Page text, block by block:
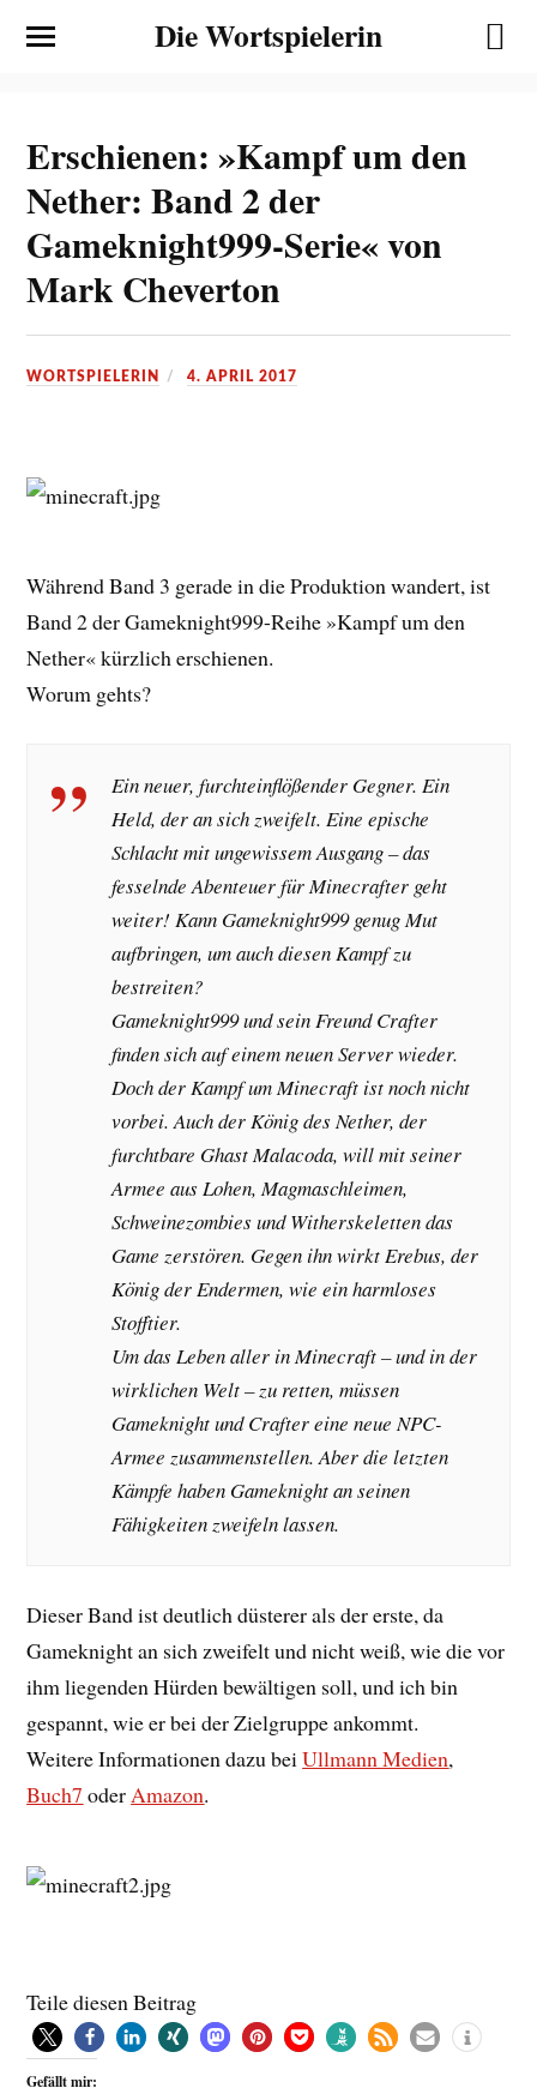
Die Wortspielerin
Erschienen: »Kampf um den
Nether: Band 2 der
Gameknight999-Serie« von
Mark Cheverton
WORTSPIELERIN 4. APRIL 2017
Während Band 3 gerade in die Produktion wandert, ist
Band 2 der Gameknight999-Reihe »Kampf um den
Nether« kürzlich erschienen.
Worum gehts?
Ein neuer, furchteinflößender Gegner. Ein
Held, der an sich zweifelt. Eine epische
Schlacht mit ungewissem Ausgang – das
fesselnde Abenteuer für Minecrafter geht
weiter! Kann Gameknight999 genug Mut
aufbringen, um auch diesen Kampf zu
bestreiten?
Gameknight999 und sein Freund Crafter
finden sich auf einem neuen Server wieder.
Doch der Kampf um Minecraft ist noch nicht
vorbei. Auch der König des Nether, der
furchtbare Ghast Malacoda, will mit seiner
Armee aus Lohen, Magmaschleimen,
Schweinezombies und Witherskeletten das
Game zerstören. Gegen ihn wirkt Erebus, der
König der Endermen, wie ein harmloses
Stofftier.
Um das Leben aller in Minecraft – und in der
wirklichen Welt – zu retten, müssen
Gameknight und Crafter eine neue NPC-
Armee zusammenstellen. Aber die letzten
Kämpfe haben Gameknight an seinen
Fähigkeiten zweifeln lassen.
Dieser Band ist deutlich düsterer als der erste, da
Gameknight an sich zweifelt und nicht weiß, wie die vor
ihm liegenden Hürden bewältigen soll, und ich bin
gespannt, wie er bei der Zielgruppe ankommt.
Weitere Informationen dazu beiUllmann Medien,
Buch7 oderAmazon.
Teile diesen Beitrag
Gefällt mir: